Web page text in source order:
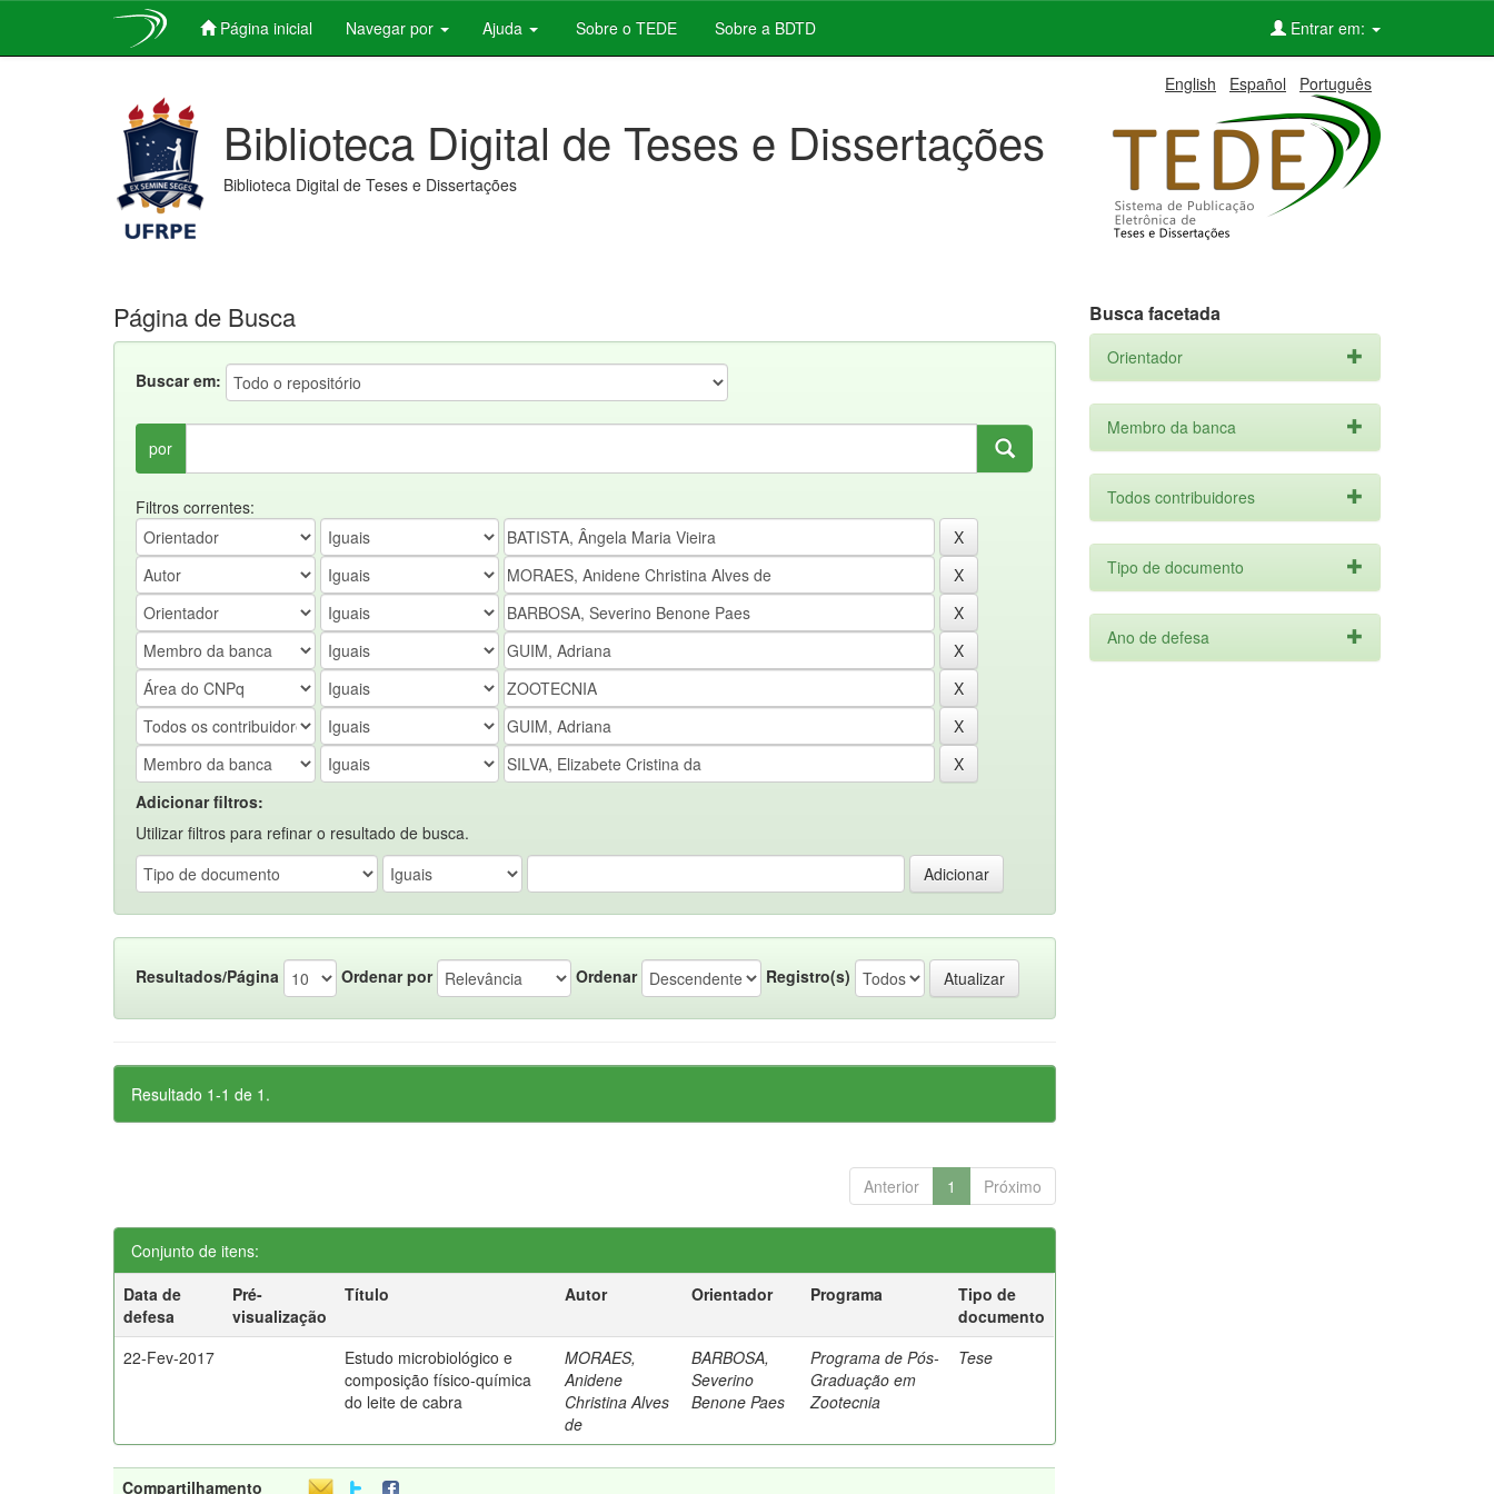
Página inicial Navegar por Ajuda Sobre o TEDE Sobre a BDTD Entrar em:
English Español Português
Biblioteca Digital de Teses e Dissertações
Biblioteca Digital de Teses e Dissertações
Página de Busca
Buscar em:
por
Filtros correntes:
Adicionar filtros:
Utilizar filtros para refinar o resultado de busca.
Resultados/Página Ordenar por Ordenar Registro(s)
Resultado 1-1 de 1.
Anterior 1 Próximo
Conjunto de itens:
Data de
defesa
Pré-
visualização
Título Autor Orientador Programa
Tipo de
documento
22-Fev-2017
Estudo microbiológico e
composição físico-química
do leite de cabra
MORAES,
Anidene
Christina Alves
de
BARBOSA,
Severino
Benone Paes
Programa de Pós-
Graduação em
Zootecnia
Tese
Compartilhamento
Busca facetada
Orientador
Membro da banca
Todos contribuidores
Tipo de documento
Ano de defesa